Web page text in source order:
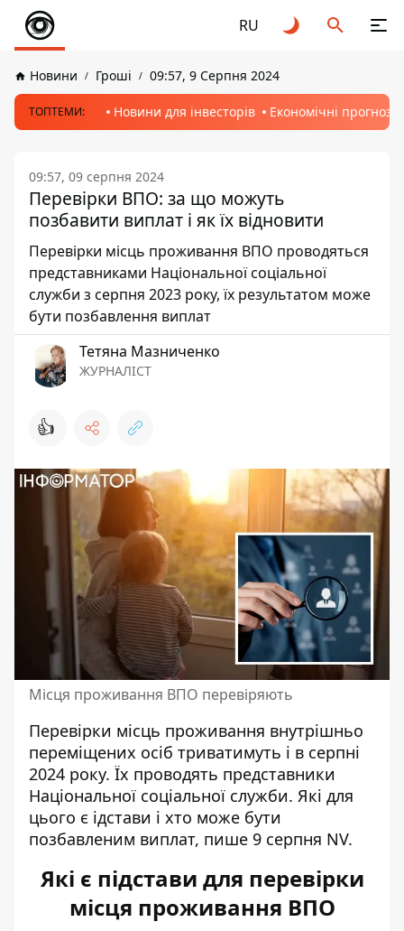
RU
Новини Гроші 09:57, 9 Серпня 2024
ТОПТЕМИ: Новини для інвесторів Економічні прогнози
09:57, 09 серпня 2024
Перевірки ВПО: за що можуть
позбавити виплат і як їх відновити
Перевірки місць проживання ВПО проводяться
представниками Національної соціальної
служби з серпня 2023 року, їх результатом може
бути позбавлення виплат
Тетяна Мазниченко
ЖУРНАЛІСТ
👍
Місця проживання ВПО перевіряють
Перевірки місць проживання внутрішньо
переміщених осіб триватимуть і в серпні
2024 року. Їх проводять представники
Національної соціальної служби. Які для
цього є ідстави і хто може бути
позбавленим виплат, пише 9 серпня NV.
Які є підстави для перевірки
місця проживання ВПО